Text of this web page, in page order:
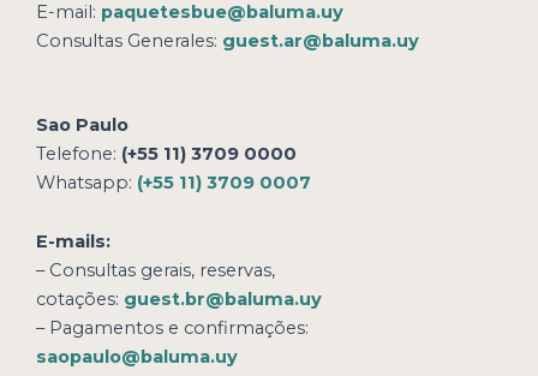
E-mail: paquetesbue@baluma.uy
Consultas Generales: guest.ar@baluma.uy
Sao Paulo
Telefone: (+55 11) 3709 0000
Whatsapp: (+55 11) 3709 0007
E-mails:
– Consultas gerais, reservas,
cotações: guest.br@baluma.uy
– Pagamentos e confirmações:
saopaulo@baluma.uy